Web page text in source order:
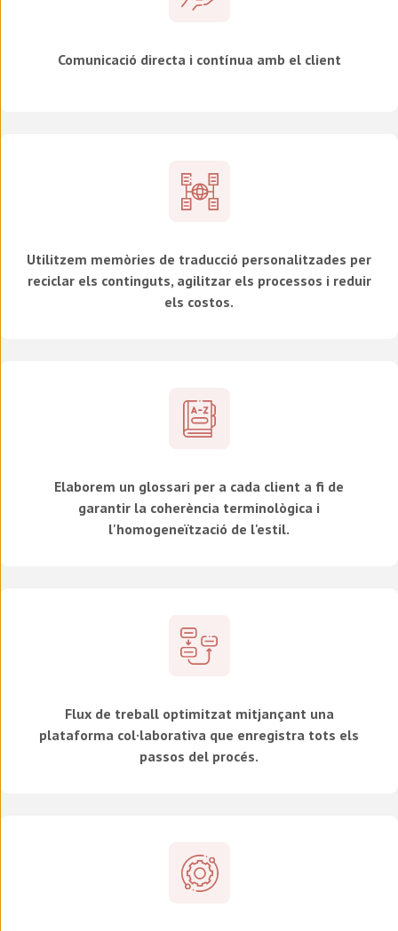
Comunicació directa i contínua amb el client
Utilitzem memòries de traducció personalitzades per
reciclar els continguts, agilitzar els processos i reduir
els costos.
Elaborem un glossari per a cada client a fi de
garantir la coherència terminològica i
l'homogeneïtzació de l'estil.
Flux de treball optimitzat mitjançant una
plataforma col·laborativa que enregistra tots els
passos del procés.